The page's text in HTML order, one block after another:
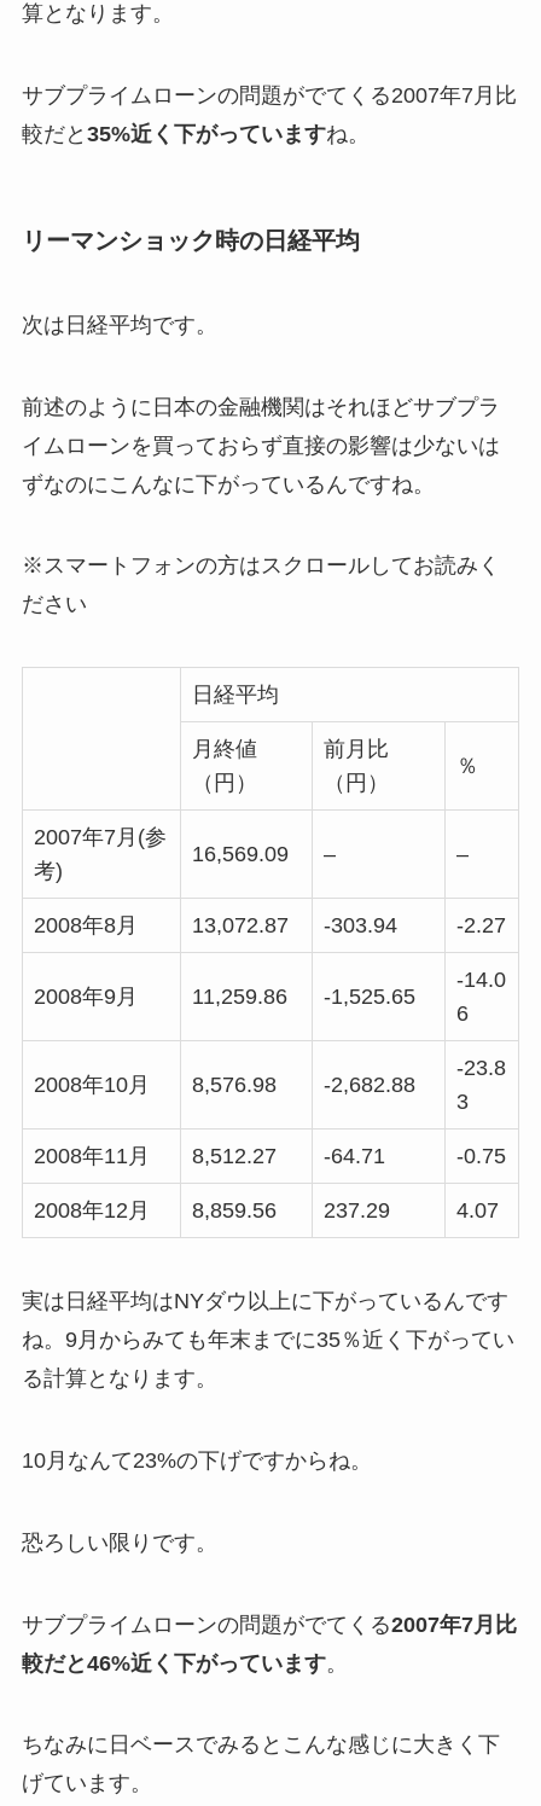
算となります。
サブプライムローンの問題がでてくる2007年7月比
較だと 35%近く下がっていますね。
リーマンショック時の日経平均
次は日経平均です。
前述のように日本の金融機関はそれほどサブプラ
イムローンを買っておらず直接の影響は少ないは
ずなのにこんなに下がっているんですね。
※スマートフォンの方はスクロールしてお読みく
ださい
日経平均
月終値
（円）
前月比
（円）
％
2007年7月(参
考)
16,569.09 – –
2008年8月 13,072.87 -303.94 -2.27
2008年9月 11,259.86 -1,525.65
-14.0
6
2008年10月 8,576.98 -2,682.88
-23.8
3
2008年11月 8,512.27 -64.71 -0.75
2008年12月 8,859.56 237.29 4.07
実は日経平均はNYダウ以上に下がっているんです
ね。9月からみても年末までに35％近く下がってい
る計算となります。
10月なんて23%の下げですからね。
恐ろしい限りです。
サブプライムローンの問題がでてくる2007年7月比
較だと46%近く下がっています。
ちなみに日ベースでみるとこんな感じに大きく下
げています。